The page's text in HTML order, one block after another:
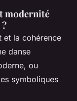
modernité
et la cohérence
danse
ou
symboliques